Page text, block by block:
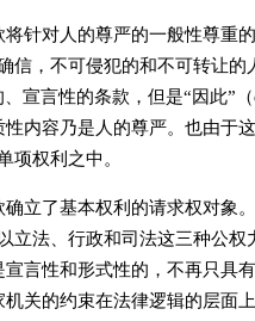
将针对人的尊严的一般性尊重
信，不可侵犯的和不可转让
宣言性的条款，但是“因此”（
内容乃是人的尊严。也由于
项权利之中。
确立了基本权利的请求权对象。
立法、行政和司法这三种公
言性和形式性的，不再只具
关的约束在法律逻辑的层面